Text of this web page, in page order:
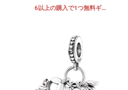
6以上の購入で1つ無料ギフ